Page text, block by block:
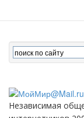
Независимая